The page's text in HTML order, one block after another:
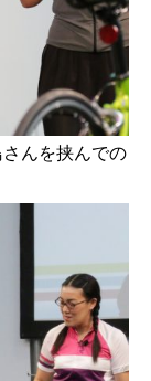
んを挟んでの